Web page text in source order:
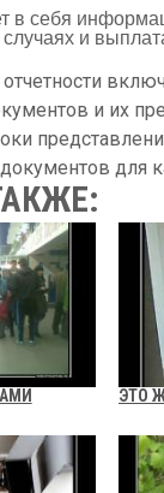
в себя
и
и их
для
ЭТО